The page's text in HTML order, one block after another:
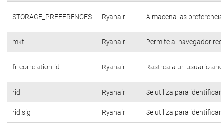
STORAGE_PREFERENCES Ryanair Almacena las
mkt Ryanair Permite al navegador
fr-correlation-id Ryanair Rastrea a un usuario
rid Ryanair Se utiliza para
rid.sig Ryanair Se utiliza para